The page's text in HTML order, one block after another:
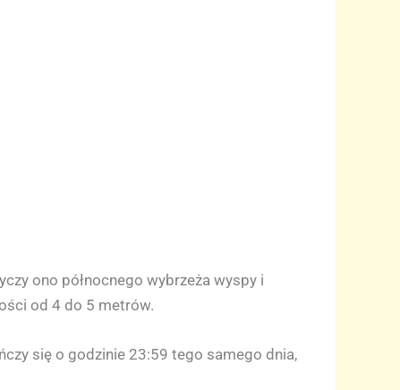
ono północnego wybrzeża wyspy i
od 4 do 5 metrów.
się o godzinie 23:59 tego samego dnia,